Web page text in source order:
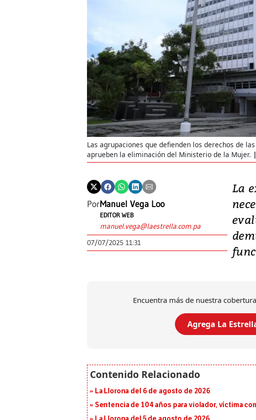
Las agrupaciones que defienden los derechos de
aprueben la eliminación del Ministerio de la Mujer.
PorManuel Vega Loo
EDITOR WEB
manuel.vega@laestrella.com.pa
07/07/2025 11:31
La
Encuentra más de nuestra
Agrega La
La Llorona del 6 de agosto de 2026
Sentencia de 104 años para violador, víctima